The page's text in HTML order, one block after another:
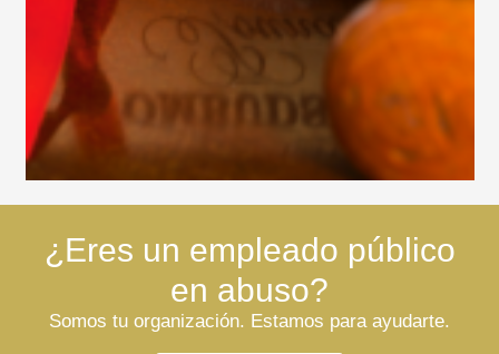
¿Eres un empleado público
en abuso?
Somos tu organización. Estamos para ayudarte.